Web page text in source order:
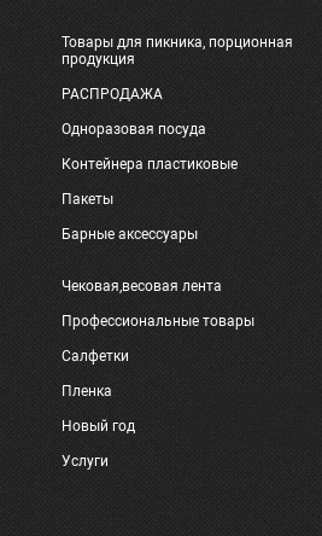
Товары для пикника, порционная
продукция
РАСПРОДАЖА
Одноразовая посуда
Контейнера пластиковые
Пакеты
Барные аксессуары
Чековая,весовая лента
Профессиональные товары
Салфетки
Пленка
Новый год
Услуги